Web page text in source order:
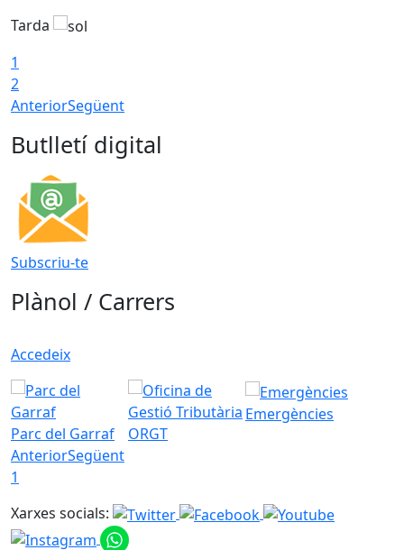
Tarda
1
2
AnteriorSegüent
Butlletí digital
Subscriu-te
Plànol / Carrers
Accedeix
Parc del Garraf ORGT
Emergències
AnteriorSegüent
1
Xarxes socials: